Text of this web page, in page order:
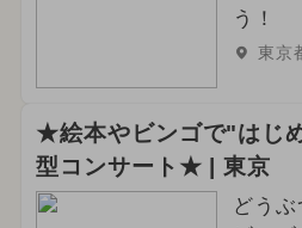
う！
東京
★絵本やビンゴで"はじ
型コンサート★ | 東京
どう